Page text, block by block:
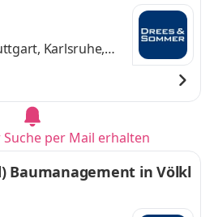
Karlsruhe,
Suche per Mail erhalten
Baumanagement in Völkl